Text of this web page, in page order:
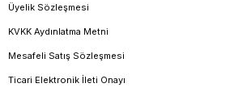
Üyelik Sözleşmesi
KVKK Aydınlatma Metni
Mesafeli Satış Sözleşmesi
Ticari Elektronik İleti Onayı